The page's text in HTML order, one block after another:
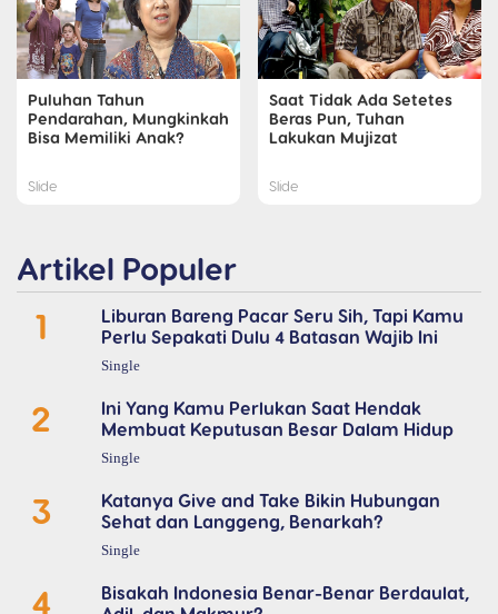
Puluhan Tahun
Pendarahan, Mungkinkah
Bisa Memiliki Anak?
Slide
Saat Tidak Ada Setetes
Beras Pun, Tuhan
Lakukan Mujizat
Slide
Artikel Populer
1
Liburan Bareng Pacar Seru Sih, Tapi Kamu
Perlu Sepakati Dulu 4 Batasan Wajib Ini
Single
2
Ini Yang Kamu Perlukan Saat Hendak
Membuat Keputusan Besar Dalam Hidup
Single
3
Katanya Give and Take Bikin Hubungan
Sehat dan Langgeng, Benarkah?
Single
4
Bisakah Indonesia Benar-Benar Berdaulat,